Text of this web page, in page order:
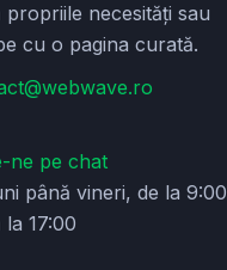
propriile necesități sau
cu o pagina curată.
ne pe chat
până vineri, de la 9:00
la 17:00